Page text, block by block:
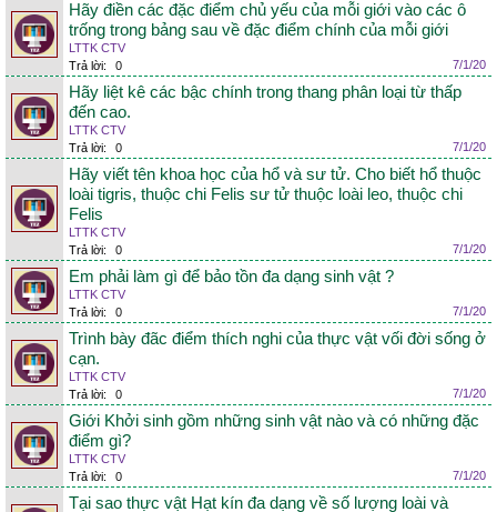
Hãy điền các đặc điểm chủ yếu của mỗi giới vào các ô
trống trong bảng sau về đặc điểm chính của mỗi giới
LTTK CTV
Trả lời:
0 7/1/20
Hãy liệt kê các bậc chính trong thang phân loại từ thấp
đến cao.
LTTK CTV
Trả lời:
0 7/1/20
Hãy viết tên khoa học của hổ và sư tử. Cho biết hổ thuộc
loài tigris, thuộc chi Felis sư tử thuộc loài leo, thuộc chi
Felis
LTTK CTV
Trả lời:
0 7/1/20
Em phải làm gì để bảo tồn đa dạng sinh vật ?
LTTK CTV
Trả lời:
0 7/1/20
Trình bày đãc điểm thích nghi của thực vật vối đời sống ở
cạn.
LTTK CTV
Trả lời:
0 7/1/20
Giới Khởi sinh gồm những sinh vật nào và có những đặc
điểm gì?
LTTK CTV
Trả lời:
0 7/1/20
Tại sao thực vật Hạt kín đa dạng về số lượng loài và